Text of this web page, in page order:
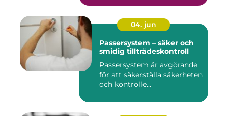
04. jun
Passersystem – säker och
smidig tillträdeskontroll
Passersystem är avgörande
för att säkerställa säkerheten
och kontrolle...